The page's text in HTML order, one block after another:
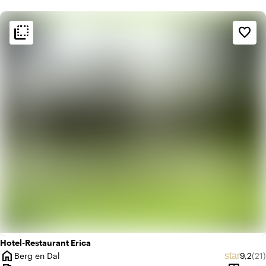
Hotel-Restaurant Erica
home
Plaats
Berg en Dal star9,2(21)
flip_to_back favorite_border
flip_to_back Sfeer en esthetiek
weekend
Klassiek